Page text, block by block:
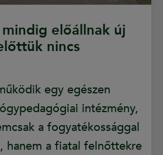
előállnak új
nincs
egy egészen
intézmény,
a fogyatékossággal
hanem a fiatal felnőttekre